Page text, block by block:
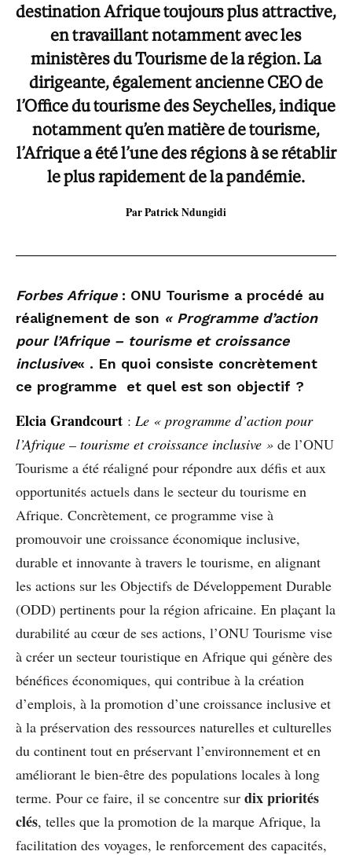
destination Afrique toujours plus attractive,
en travaillant notamment avec les
ministères du Tourisme de la région. La
dirigeante, également ancienne CEO de
l’Office du tourisme des Seychelles, indique
notamment qu’en matière de tourisme,
l’Afrique a été l’une des régions à se rétablir
le plus rapidement de la pandémie.
Par Patrick Ndungidi
Forbes Afrique: ONU Tourisme a procédé au
réalignement de son « Programme d’action
pour l’Afrique – tourisme et croissance
inclusive« . En quoi consiste concrètement
ce programme et quel est son objectif ?
Elcia Grandcourt : Le « programme d’action pour
l’Afrique – tourisme et croissance inclusive » de l’ONU
Tourisme a été réaligné pour répondre aux défis et aux
opportunités actuels dans le secteur du tourisme en
Afrique. Concrètement, ce programme vise à
promouvoir une croissance économique inclusive,
durable et innovante à travers le tourisme, en alignant
les actions sur les Objectifs de Développement Durable
(ODD) pertinents pour la région africaine. En plaçant la
durabilité au cœur de ses actions, l’ONU Tourisme vise
à créer un secteur touristique en Afrique qui génère des
bénéfices économiques, qui contribue à la création
d’emplois, à la promotion d’une croissance inclusive et
à la préservation des ressources naturelles et culturelles
du continent tout en préservant l’environnement et en
améliorant le bien-être des populations locales à long
terme. Pour ce faire, il se concentre sur dix priorités
clés, telles que la promotion de la marque Afrique, la
facilitation des voyages, le renforcement des capacités,